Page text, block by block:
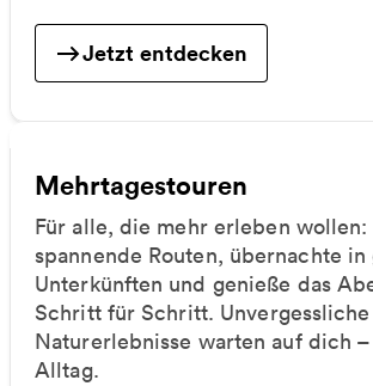
Jetzt entdecken
Mehrtagestouren
Für alle, die mehr erleben wollen:
spannende Routen, übernachte
Unterkünften und genieße das
Schritt für Schritt. Unvergessliche
Naturerlebnisse warten auf dich
Alltag.